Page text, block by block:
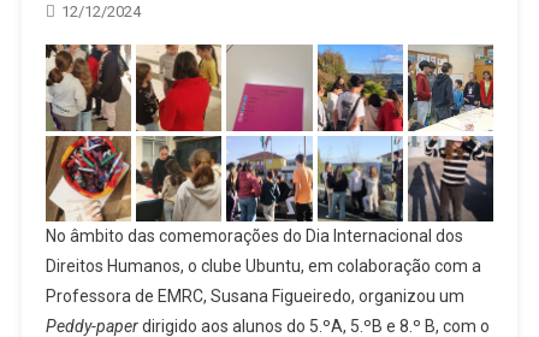
12/12/2024
No âmbito das comemorações do Dia Internacional dos
Direitos Humanos, o clube Ubuntu, em colaboração com a
Professora de EMRC, Susana Figueiredo, organizou um
Peddy-paperdirigido aos alunos do 5.ºA, 5.ºB e 8.º B, com o